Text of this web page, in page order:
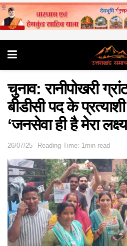
चुनाव: रानीपोखरी
बीडीसी पद के
‘जनसेवा ही है मेरा
26/07/25 Reading Time: 1min read